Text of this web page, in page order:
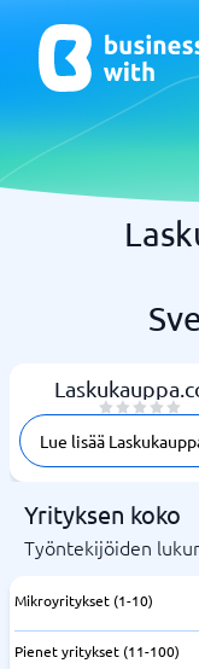
Lue lisää
Yrityksen koko
Työntekijöiden
Mikroyritykset (1-10)
Pienet yritykset (11-100)